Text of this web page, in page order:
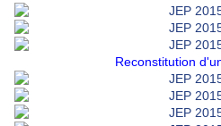
Reconstitution